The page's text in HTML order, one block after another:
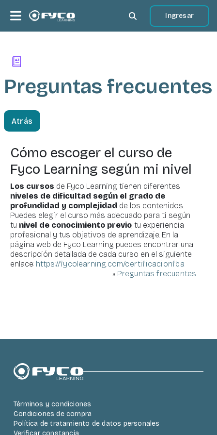
Panel lateral
Selector de búsqueda
Ingresar
Preguntas frecuentes
Atrás
Cómo escoger el curso de
Fyco Learning según mi nivel
Los cursos de Fyco Learning tienen diferentes
niveles de dificultad según el grado de
profundidad y complejidad de los contenidos.
Puedes elegir el curso más adecuado para ti según
tu nivel de conocimiento previo, tu experiencia
profesional y tus objetivos de aprendizaje. En la
página web de Fyco Learning puedes encontrar una
descripción detallada de cada curso en el siguiente
enlace: https://fycolearning.com/certificacionfba
» Preguntas frecuentes
Bloques
Términos y condiciones
Condiciones de compra
Política de tratamiento de datos personales
Verificar constancia